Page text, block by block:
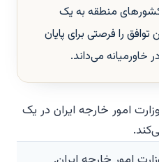
منطقه به یک
را فرصتی برای پایان
خاورمیانه می‌داند.